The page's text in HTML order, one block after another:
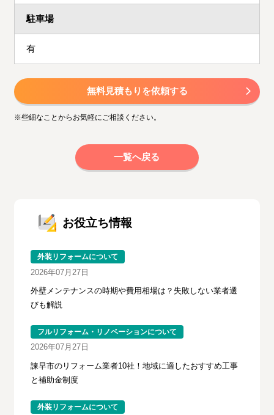
駐車場
有
無料見積もりを依頼する
※些細なことからお気軽にご相談ください。
一覧へ戻る
お役立ち情報
外装リフォームについて
2026年07月27日
外壁メンテナンスの時期や費用相場は？失敗しない業者選
びも解説
フルリフォーム・リノベーションについて
2026年07月27日
諫早市のリフォーム業者10社！地域に適したおすすめ工事
と補助金制度
外装リフォームについて